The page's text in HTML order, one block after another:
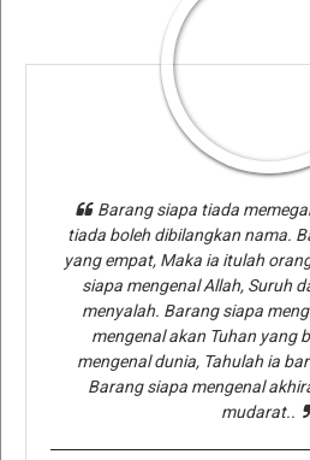
Barang siapa tiada
tiada boleh dibilangkan nama.
yang empat, Maka ia itulah
siapa mengenal Allah, Suruh
menyalah. Barang siapa
mengenal akan Tuhan yang
mengenal dunia, Tahulah ia
Barang siapa mengenal
mudarat..